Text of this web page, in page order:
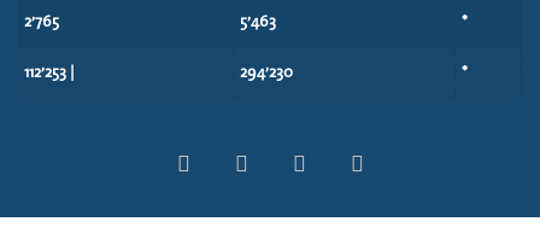
* 5٬463 2٬765
* 294٬230
فيسبوك ‫YouTube